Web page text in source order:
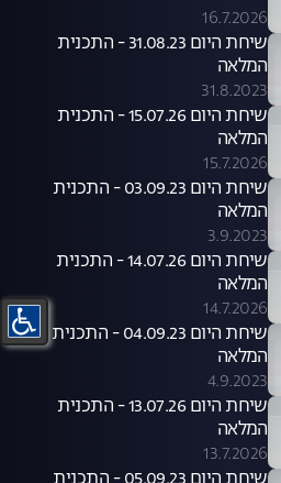
16.7.2026
שיחת היום 31.08.23 - התכנית
המלאה
31.8.2023
שיחת היום 15.07.26 - התכנית
המלאה
15.7.2026
שיחת היום 03.09.23 - התכנית
המלאה
3.9.2023
שיחת היום 14.07.26 - התכנית
המלאה
14.7.2026
שיחת היום 04.09.23 - התכנית
המלאה
4.9.2023
שיחת היום 13.07.26 - התכנית
המלאה
13.7.2026